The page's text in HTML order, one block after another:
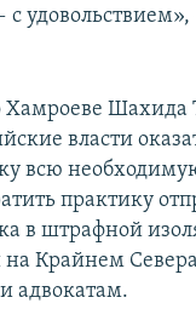
Хамроеве Шахида
власти
всю
практику
в штрафной
на Крайнем
адвокатам.